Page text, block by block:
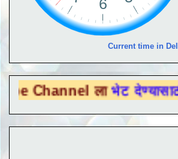
Current time in
लाभेट देण्यासाठी येथे क्लिक